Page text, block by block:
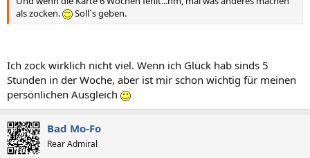
als zocken.
Soll´s geben.
Ich zock wirklich nicht viel. Wenn ich Glück hab sinds 5
Stunden in der Woche, aber ist mir schon wichtig für meinen
persönlichen Ausgleich
Bad Mo-Fo
Rear Admiral